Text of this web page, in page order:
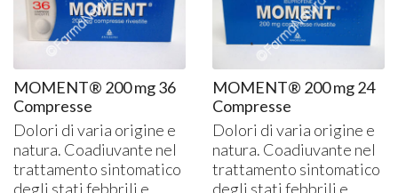
MOMENT® 200 mg 36
Compresse
Dolori di varia origine e
natura. Coadiuvante nel
trattamento sintomatico
degli stati febbrili e
MOMENT® 200 mg 24
Compresse
Dolori di varia origine e
natura. Coadiuvante nel
trattamento sintomatico
degli stati febbrili e